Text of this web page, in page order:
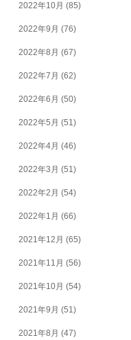
2022年10月 (85)
2022年9月 (76)
2022年8月 (67)
2022年7月 (62)
2022年6月 (50)
2022年5月 (51)
2022年4月 (46)
2022年3月 (51)
2022年2月 (54)
2022年1月 (66)
2021年12月 (65)
2021年11月 (56)
2021年10月 (54)
2021年9月 (51)
2021年8月 (47)